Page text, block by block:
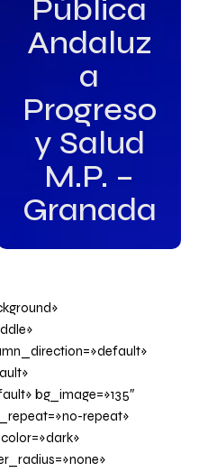
Pública
Andaluz
a
Progreso
y Salud
M.P. –
Granada
bg_image=»135″
repeat»